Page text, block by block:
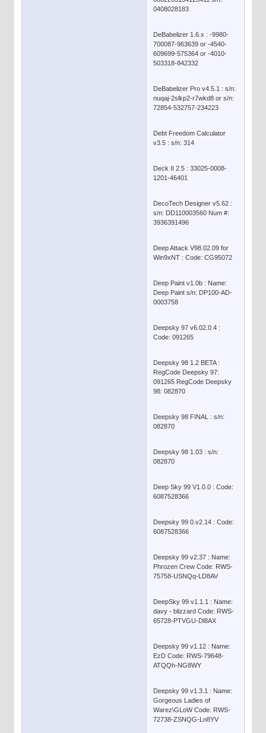
0408028183
DeBabelizer 1.6.x : -9980-
700087-963639 or -4540-
609699-575364 or -4010-
503318-842332
DeBabelizer Pro v4.5.1 : s/n:
nuqaj-2slkp2-r7wkd8 or s/n:
72854-532757-234223
Debt Freedom Calculator
v3.5 : s/n: 314
Deck II 2.5 : 33025-0008-
1201-46401
DecoTech Designer v5.62 :
s/n: DD110003560 Num #:
3936391496
Deep Attack V98.02.09 for
Win9xNT : Code: CG95072
Deep Paint v1.0b : Name:
Deep Paint s/n: DP100-AD-
0003758
Deepsky 97 v6.02.0.4 :
Code: 091265
Deepsky 98 1.2 BETA :
RegCode Deepsky 97:
091265 RegCode Deepsky
98: 082870
Deepsky 98 FINAL : s/n:
082870
Deepsky 98 1.03 : s/n:
082870
Deep Sky 99 V1.0.0 : Code:
6087528366
Deepsky 99 0.v2.14 : Code:
6087528366
Deepsky 99 v2.37 : Name:
Phrozen Crew Code: RWS-
75758-USNQq-LD8AV
DeepSky 99 v1.1.1 : Name:
davy - blizzard Code: RWS-
65728-PTVGU-Dl8AX
Deepsky 99 v1.12 : Name:
EzD Code: RWS-79648-
ATQQh-NG8WY
Deepsky 99 v1.3.1 : Name:
Gorgeous Ladies of
Warez\GLoW Code: RWS-
72738-ZSNQG-Ln8YV